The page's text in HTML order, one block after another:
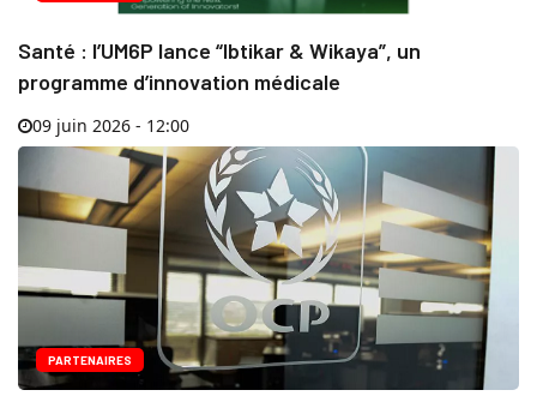
Santé : l’UM6P lance “Ibtikar & Wikaya”, un
programme d’innovation médicale
09 juin 2026 - 12:00
PARTENAIRES